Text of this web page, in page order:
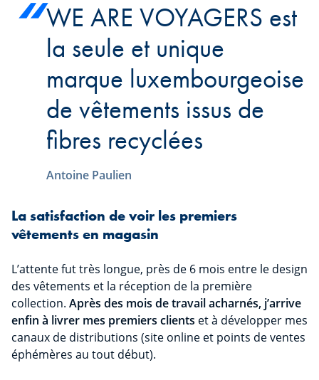
WE ARE VOYAGERS est
la seule et unique
marque luxembourgeoise
de vêtements issus de
fibres recyclées
Antoine Paulien
La satisfaction de voir les premiers
vêtements en magasin
L’attente fut très longue, près de 6 mois entre le design
des vêtements et la réception de la première
collection. Après des mois de travail acharnés, j’arrive
enfin à livrer mes premiers clients et à développer mes
canaux de distributions (site online et points de ventes
éphémères au tout début).